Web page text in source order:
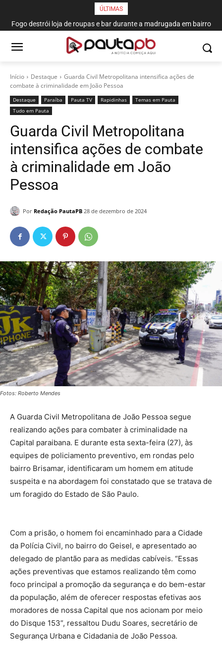
ÚLTIMAS
Fogo destrói loja de roupas e bar durante a madrugada em bairro
de João Pessoa
Início Destaque
Guarda Civil Metropolitana intensifica ações de
combate à criminalidade em João Pessoa
Destaque Paraí­ba Pauta TV Rapidinhas
Temas em Pauta
Tudo em Pauta
Guarda Civil Metropolitana
intensifica ações de combate
à criminalidade em João
Pessoa
Por Redação PautaPB 28 de dezembro de 2024
Fotos: Roberto Mendes
A Guarda Civil Metropolitana de João Pessoa segue
realizando ações para combater à criminalidade na
Capital paraibana. E durante esta sexta-feira (27), às
equipes de policiamento preventivo, em rondas pelo
bairro Brisamar, identificaram um homem em atitude
suspeita e na abordagem foi constatado que se tratava de
um foragido do Estado de São Paulo.
Com a prisão, o homem foi encaminhado para a Cidade
da Polícia Civil, no bairro do Geisel, e apresentado ao
delegado de plantão para as medidas cabíveis. “Essas
ações preventivas que estamos realizando têm como
foco principal a promoção da segurança e do bem-estar
da população, além de oferecer respostas efetivas aos
moradores de nossa Capital que nos acionam por meio
do Disque 153”, ressaltou Dudu Soares, secretário de
Segurança Urbana e Cidadania de João Pessoa.